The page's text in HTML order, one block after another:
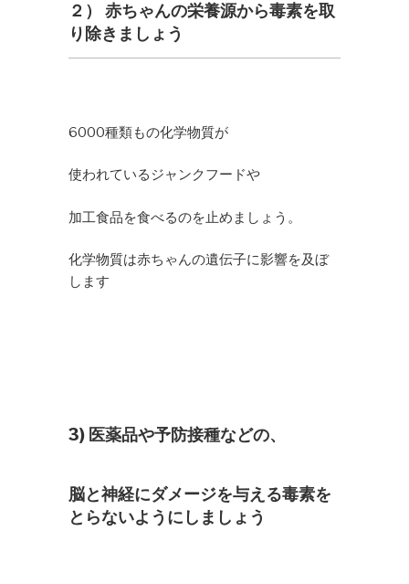
２） 赤ちゃんの栄養源から毒素を取
り除きましょう
6000種類もの化学物質が
使われているジャンクフードや
加工食品を食べるのを止めましょう。
化学物質は赤ちゃんの遺伝子に影響を及ぼ
します
3) 医薬品や予防接種などの、
脳と神経にダメージを与える毒素を
とらないようにしましょう